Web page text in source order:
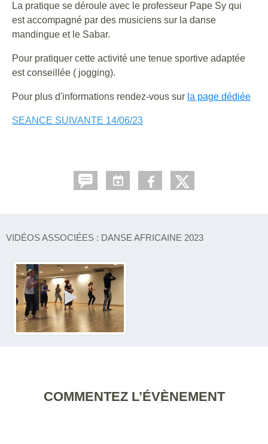
La pratique se déroule avec le professeur Pape Sy qui
est accompagné par des musiciens sur la danse
mandingue et le Sabar.
Pour pratiquer cette activité une tenue sportive adaptée
est conseillée ( jogging).
Pour plus d'informations rendez-vous sur la page dédiée
SEANCE SUIVANTE 14/06/23
VIDÉOS ASSOCIÉES : DANSE AFRICAINE 2023
COMMENTEZ L’ÉVÈNEMENT